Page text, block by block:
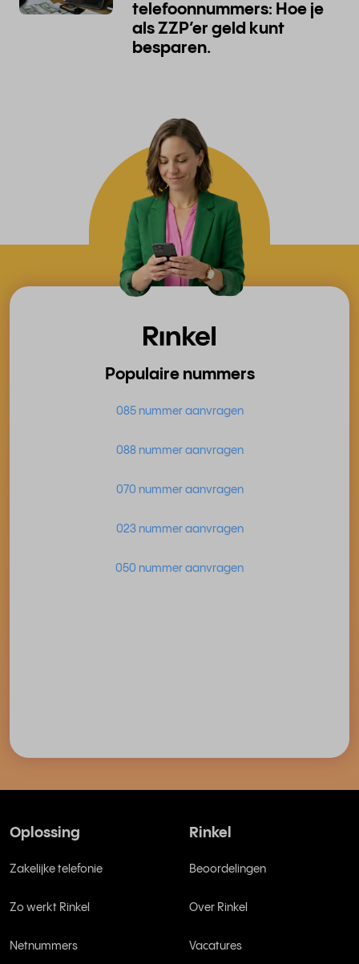
telefoonnummers: Hoe je
als ZZP’er geld kunt
besparen.
Populaire nummers
085 nummer aanvragen
088 nummer aanvragen
070 nummer aanvragen
023 nummer aanvragen
050 nummer aanvragen
Oplossing
Zakelijke telefonie
Zo werkt Rinkel
Netnummers
Rinkel
Beoordelingen
Over Rinkel
Vacatures